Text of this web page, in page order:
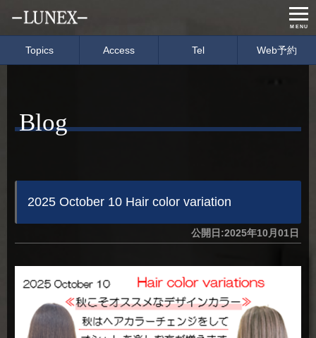
MENU
Concept
Staff blog
会社概要
イベント情報
Topics Access Tel Web予約
Blog
2025 October 10 Hair color variation
公開日:2025年10月01日